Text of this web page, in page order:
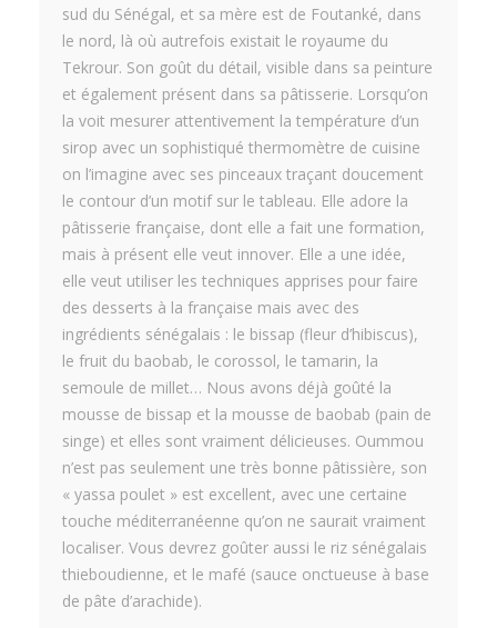
sud du Sénégal, et sa mère est de Foutanké, dans
le nord, là où autrefois existait le royaume du
Tekrour. Son goût du détail, visible dans sa peinture
et également présent dans sa pâtisserie. Lorsqu’on
la voit mesurer attentivement la température d’un
sirop avec un sophistiqué thermomètre de cuisine
on l’imagine avec ses pinceaux traçant doucement
le contour d’un motif sur le tableau. Elle adore la
pâtisserie française, dont elle a fait une formation,
mais à présent elle veut innover. Elle a une idée,
elle veut utiliser les techniques apprises pour faire
des desserts à la française mais avec des
ingrédients sénégalais : le bissap (fleur d’hibiscus),
le fruit du baobab, le corossol, le tamarin, la
semoule de millet… Nous avons déjà goûté la
mousse de bissap et la mousse de baobab (pain de
singe) et elles sont vraiment délicieuses. Oummou
n’est pas seulement une très bonne pâtissière, son
« yassa poulet » est excellent, avec une certaine
touche méditerranéenne qu’on ne saurait vraiment
localiser. Vous devrez goûter aussi le riz sénégalais
thieboudienne, et le mafé (sauce onctueuse à base
de pâte d’arachide).